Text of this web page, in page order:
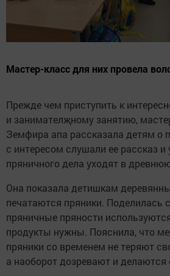
Мастер-класс для них провела
Прежде чем приступить к
и занимателҗному занятию,
Земфира апа рассказала детям о
с интересом слушали ее рассказ и
пряничного дела уходят в
Она показала детишкам
печатаются пряники. Поделилась
пряничные пряности
продукты нужны. Пояснила, что
пряники со временем не теряют
а наоборот дозревают и делаются